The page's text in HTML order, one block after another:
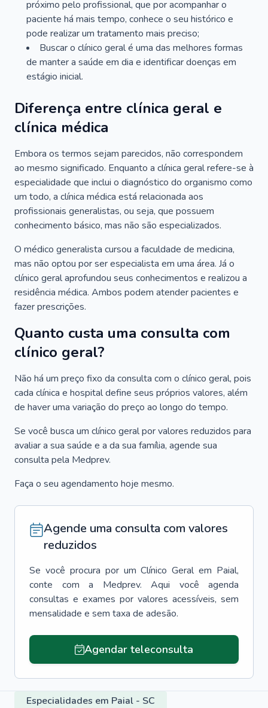
próximo pelo profissional, que por acompanhar o
paciente há mais tempo, conhece o seu histórico e
pode realizar um tratamento mais preciso;
Buscar o clínico geral é uma das melhores formas
de manter a saúde em dia e identificar doenças em
estágio inicial.
Diferença entre clínica geral e
clínica médica
Embora os termos sejam parecidos, não correspondem
ao mesmo significado. Enquanto a clínica geral refere-se à
especialidade que inclui o diagnóstico do organismo como
um todo, a clínica médica está relacionada aos
profissionais generalistas, ou seja, que possuem
conhecimento básico, mas não são especializados.
O médico generalista cursou a faculdade de medicina,
mas não optou por ser especialista em uma área. Já o
clínico geral aprofundou seus conhecimentos e realizou a
residência médica. Ambos podem atender pacientes e
fazer prescrições.
Quanto custa uma consulta com
clínico geral?
Não há um preço fixo da consulta com o clínico geral, pois
cada clínica e hospital define seus próprios valores, além
de haver uma variação do preço ao longo do tempo.
Se você busca um clínico geral por valores reduzidos para
avaliar a sua saúde e a da sua família, agende sua
consulta pela Medprev.
Faça o seu agendamento hoje mesmo.
Agende uma consulta com valores
reduzidos
Se você procura por um Clínico Geral em Paial,
conte com a Medprev. Aqui você agenda
consultas e exames por valores acessíveis, sem
mensalidade e sem taxa de adesão.
Agendar teleconsulta
Especialidades em Paial - SC